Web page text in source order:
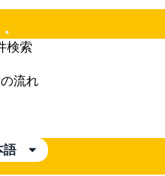
Mobile
Menu
検索
流れ
語